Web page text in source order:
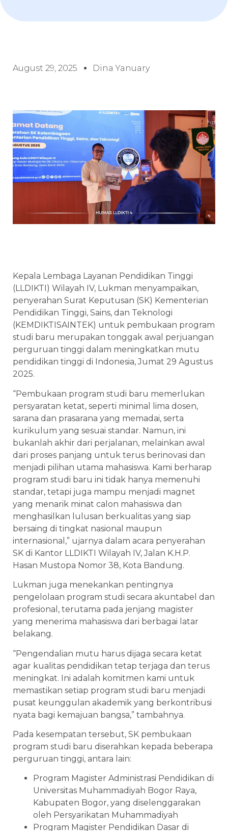
August 29, 2025 Dina Yanuary
Kepala Lembaga Layanan Pendidikan Tinggi
(LLDIKTI) Wilayah IV, Lukman menyampaikan,
penyerahan Surat Keputusan (SK) Kementerian
Pendidikan Tinggi, Sains, dan Teknologi
(KEMDIKTISAINTEK) untuk pembukaan program
studi baru merupakan tonggak awal perjuangan
perguruan tinggi dalam meningkatkan mutu
pendidikan tinggi di Indonesia, Jumat 29 Agustus
2025.
“Pembukaan program studi baru memerlukan
persyaratan ketat, seperti minimal lima dosen,
sarana dan prasarana yang memadai, serta
kurikulum yang sesuai standar. Namun, ini
bukanlah akhir dari perjalanan, melainkan awal
dari proses panjang untuk terus berinovasi dan
menjadi pilihan utama mahasiswa. Kami berharap
program studi baru ini tidak hanya memenuhi
standar, tetapi juga mampu menjadi magnet
yang menarik minat calon mahasiswa dan
menghasilkan lulusan berkualitas yang siap
bersaing di tingkat nasional maupun
internasional,” ujarnya dalam acara penyerahan
SK di Kantor LLDIKTI Wilayah IV, Jalan K.H.P.
Hasan Mustopa Nomor 38, Kota Bandung.
Lukman juga menekankan pentingnya
pengelolaan program studi secara akuntabel dan
profesional, terutama pada jenjang magister
yang menerima mahasiswa dari berbagai latar
belakang.
“Pengendalian mutu harus dijaga secara ketat
agar kualitas pendidikan tetap terjaga dan terus
meningkat. Ini adalah komitmen kami untuk
memastikan setiap program studi baru menjadi
pusat keunggulan akademik yang berkontribusi
nyata bagi kemajuan bangsa,” tambahnya.
Pada kesempatan tersebut, SK pembukaan
program studi baru diserahkan kepada beberapa
perguruan tinggi, antara lain:
Program Magister Administrasi Pendidikan di
Universitas Muhammadiyah Bogor Raya,
Kabupaten Bogor, yang diselenggarakan
oleh Persyarikatan Muhammadiyah
Program Magister Pendidikan Dasar di